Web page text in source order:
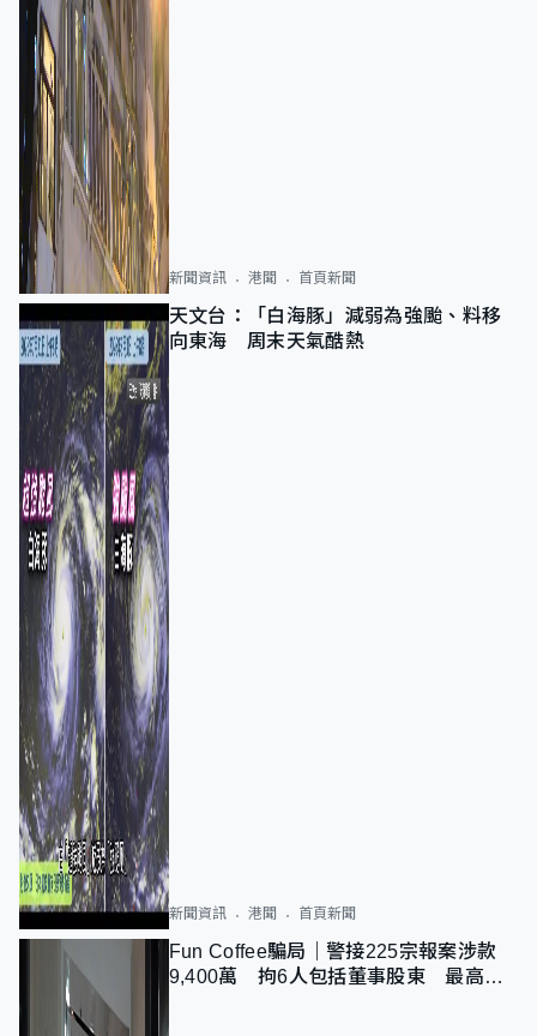
新聞資訊 港聞 首頁新聞
天文台：「白海豚」減弱為強颱、料移
向東海 周末天氣酷熱
新聞資訊 港聞 首頁新聞
Fun Coffee騙局｜警接225宗報案涉款
9,400萬 拘6人包括董事股東 最高金